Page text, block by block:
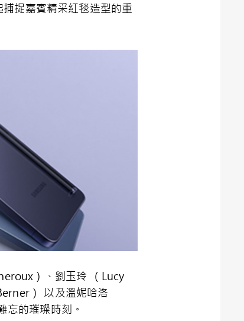
捉嘉賓精采紅毯造型的重
）、劉玉玲 （Lucy
） 以及溫妮哈洛
的璀璨時刻。